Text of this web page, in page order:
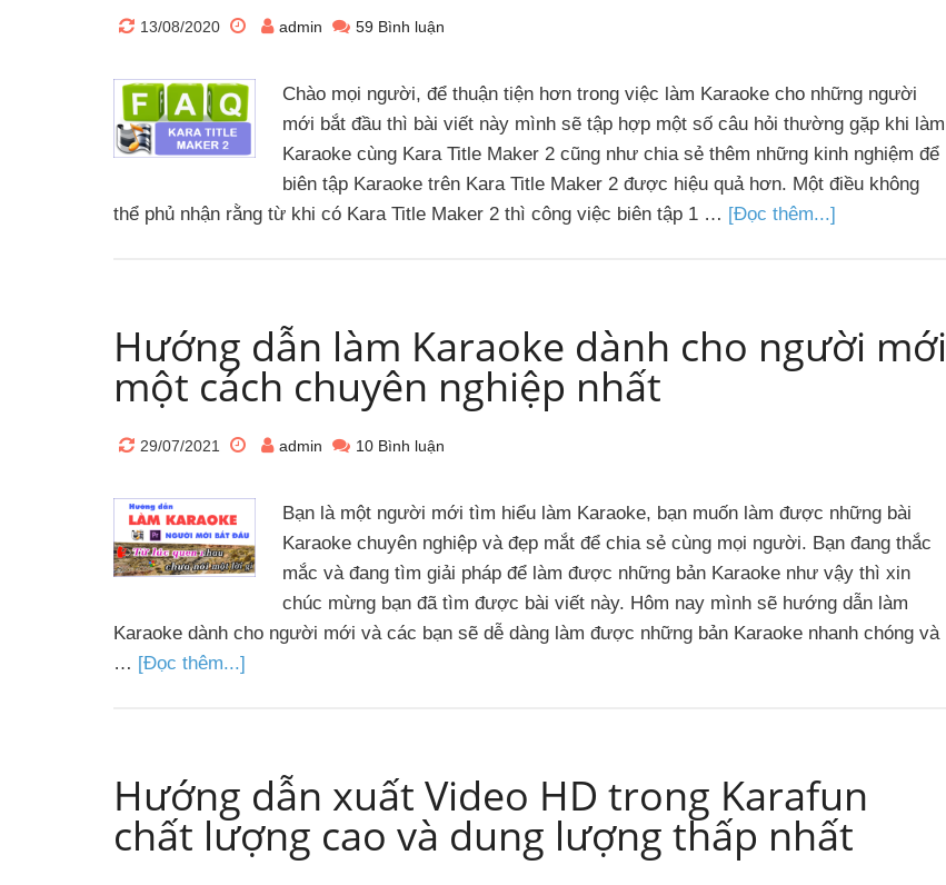
13/08/2020 admin 59 Bình luận
Chào mọi người, để thuận tiện hơn trong việc làm Karaoke cho những người
mới bắt đầu thì bài viết này mình sẽ tập hợp một số câu hỏi thường gặp khi làm
Karaoke cùng Kara Title Maker 2 cũng như chia sẻ thêm những kinh nghiệm để
biên tập Karaoke trên Kara Title Maker 2 được hiệu quả hơn. Một điều không
thể phủ nhận rằng từ khi có Kara Title Maker 2 thì công việc biên tập 1 … [Đọc thêm...]
Hướng dẫn làm Karaoke dành cho người mới
một cách chuyên nghiệp nhất
29/07/2021 admin 10 Bình luận
Bạn là một người mới tìm hiểu làm Karaoke, bạn muốn làm được những bài
Karaoke chuyên nghiệp và đẹp mắt để chia sẻ cùng mọi người. Bạn đang thắc
mắc và đang tìm giải pháp để làm được những bản Karaoke như vậy thì xin
chúc mừng bạn đã tìm được bài viết này. Hôm nay mình sẽ hướng dẫn làm
Karaoke dành cho người mới và các bạn sẽ dễ dàng làm được những bản Karaoke nhanh chóng và
… [Đọc thêm...]
Hướng dẫn xuất Video HD trong Karafun
chất lượng cao và dung lượng thấp nhất